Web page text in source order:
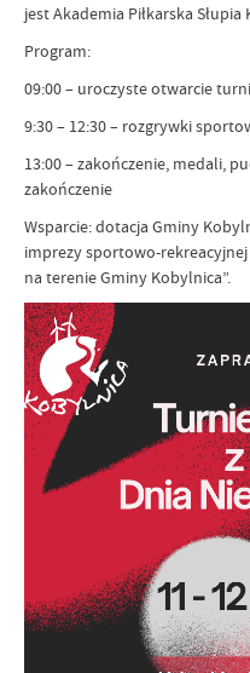
jest Akademia Piłkarska Słupia
Program:
09:00 – uroczyste otwarcie
9:30 – 12:30 – rozgrywki
13:00 – zakończenie, medali,
zakończenie
Wsparcie: dotacja Gminy
imprezy sportowo-
na terenie Gminy Kobylnica”.